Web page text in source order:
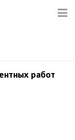
работ